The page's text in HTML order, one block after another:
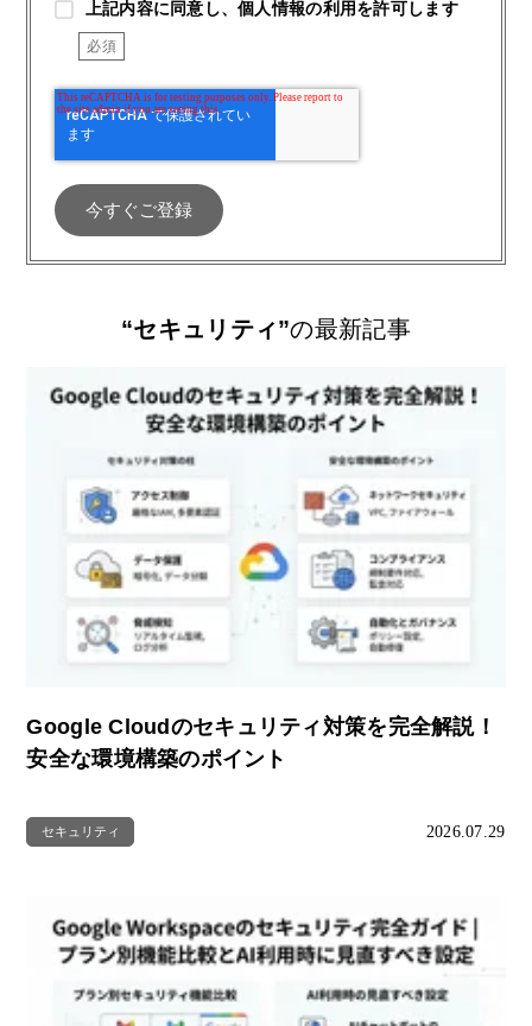
上記内容に同意し、個人情報の利用を許可します
“セキュリティ”の最新記事
Google Cloudのセキュリティ対策を完全解説！
安全な環境構築のポイント
セキュリティ 2026.07.29